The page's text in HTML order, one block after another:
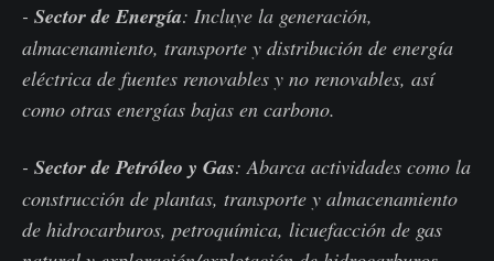
- Sector de Energía: Incluye la generación,
almacenamiento, transporte y distribución de energía
eléctrica de fuentes renovables y no renovables, así
como otras energías bajas en carbono.
- Sector de Petróleo y Gas: Abarca actividades como la
construcción de plantas, transporte y almacenamiento
de hidrocarburos, petroquímica, licuefacción de gas